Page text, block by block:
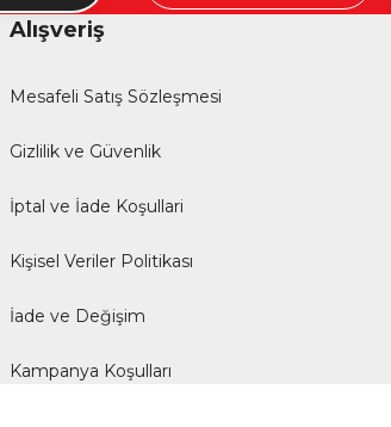
Alışveriş
Mesafeli Satış Sözleşmesi
Gizlilik ve Güvenlik
İptal ve İade Koşullari
Kişisel Veriler Politikası
İade ve Değişim
Kampanya Koşulları